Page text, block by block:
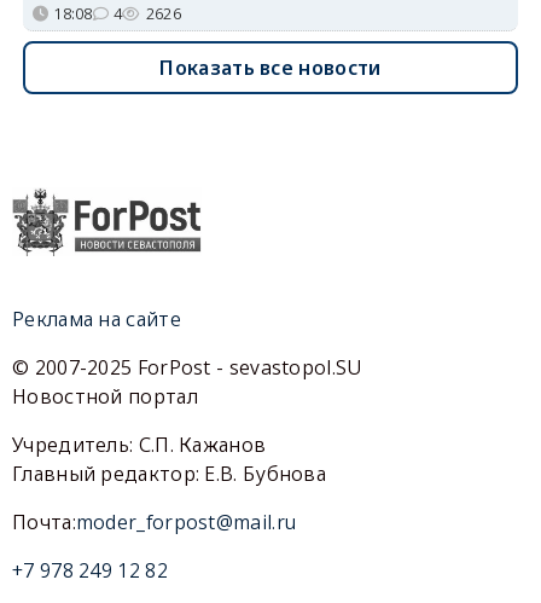
18:08 4 2626
Показать все новости
Реклама на сайте
© 2007-2025 ForPost - sevastopol.SU
Новостной портал
Учредитель: С.П. Кажанов
Главный редактор: Е.В. Бубнова
Почта:moder_forpost@mail.ru
+7 978 249 12 82